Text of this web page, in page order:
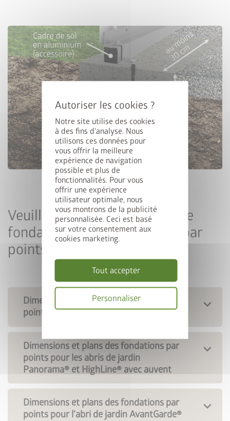
Notre site utilise des cookies
à des fins d'analyse. Nous
utilisons ces données pour
vous offrir la meilleure
expérience de navigation
possible et plus de
fonctionnalités. Pour vous
offrir une expérience
utilisateur optimale, nous
vous montrons de la publicité
personnalisée. Ceci est basé
sur votre consentement aux
cookies marketing.
Tout accepter
Personnaliser
confidentialité
Veuillez respecter les plans de
fondation pour la fondation par
points
Dimensions et plans des fondations par
points pour l’abri de jardin Neo
Dimensions et plans des fondations par
points pour les abris de jardin
Panorama® et HighLine® avec auvent
Dimensions et plans des fondations par
points pour l’abri de jardin AvantGarde®
cancel
Upgrade Deal : 50% sur le
cadre de sol
Achetez un abri de jardin Europa, Panorama, HighLine,
AvantGarde ou Neo et bénéficiez de 50% de réduction sur
le cadre de sol assorti. Ajoutez l’abri de jardin et le cadre de
sol au panier, puis saisissez le code promotionnel
Valable jusqu’au 31/08/2026.